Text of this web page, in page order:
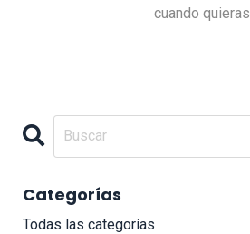
cuando quieras.
Categorías
Todas las categorías